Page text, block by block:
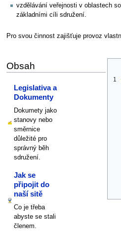
vzdělávání veřejnosti v oblastech
základními cíli sdružení.
Pro svou činnost zajišťuje provoz
1
Obsah
Legislativa a
Dokumenty
Dokumety jako
stanovy nebo
směrnice
důležité pro
správný běh
sdružení.
Jak se
připojit do
naší sitě
Co je třeba
abyste se stali
členem.